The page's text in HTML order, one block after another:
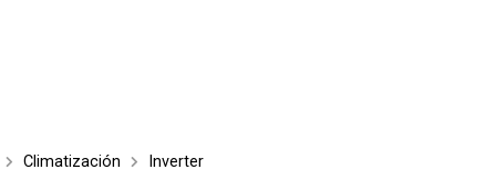
Climatización Inverter